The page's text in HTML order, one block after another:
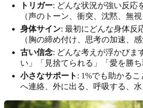
トリガー: どんな状況が強い反応
（声のトーン、衝突、沈黙、無視
身体サイン: 最初にどんな身体反
（胸の締め付け、思考の加速、
古い信念: どんな考えが浮かびま
い」「見捨てられる」「愛を勝ち
小さなサポート : 1%でも助かる
へ連絡、外に出る、呼吸する、水